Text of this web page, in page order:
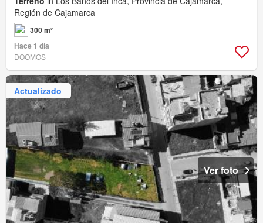
Región de Cajamarca
300 m²
Hace 1 día
DOOMOS
Actualizado
Ver foto